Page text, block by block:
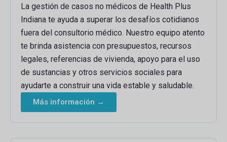
La gestión de casos no médicos de Health Plus
Indiana te ayuda a superar los desafíos cotidianos
fuera del consultorio médico. Nuestro equipo atento
te brinda asistencia con presupuestos, recursos
legales, referencias de vivienda, apoyo para el uso
de sustancias y otros servicios sociales para
ayudarte a construir una vida estable y saludable.
Más información →